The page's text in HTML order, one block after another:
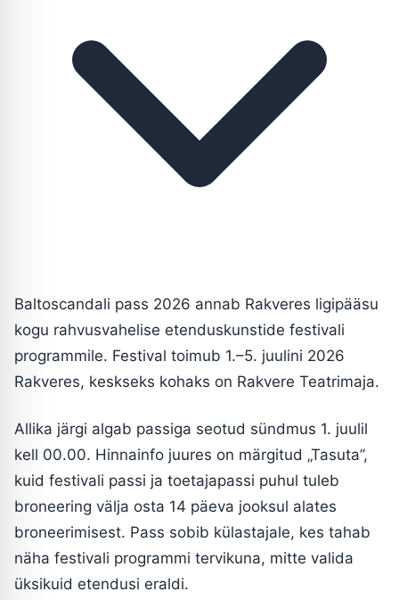
Baltoscandali pass 2026 annab Rakveres ligipääsu
kogu rahvusvahelise etenduskunstide festivali
programmile. Festival toimub 1.–5. juulini 2026
Rakveres, keskseks kohaks on Rakvere Teatrimaja.
Allika järgi algab passiga seotud sündmus 1. juulil
kell 00.00. Hinnainfo juures on märgitud „Tasuta”,
kuid festivali passi ja toetajapassi puhul tuleb
broneering välja osta 14 päeva jooksul alates
broneerimisest. Pass sobib külastajale, kes tahab
näha festivali programmi tervikuna, mitte valida
üksikuid etendusi eraldi.